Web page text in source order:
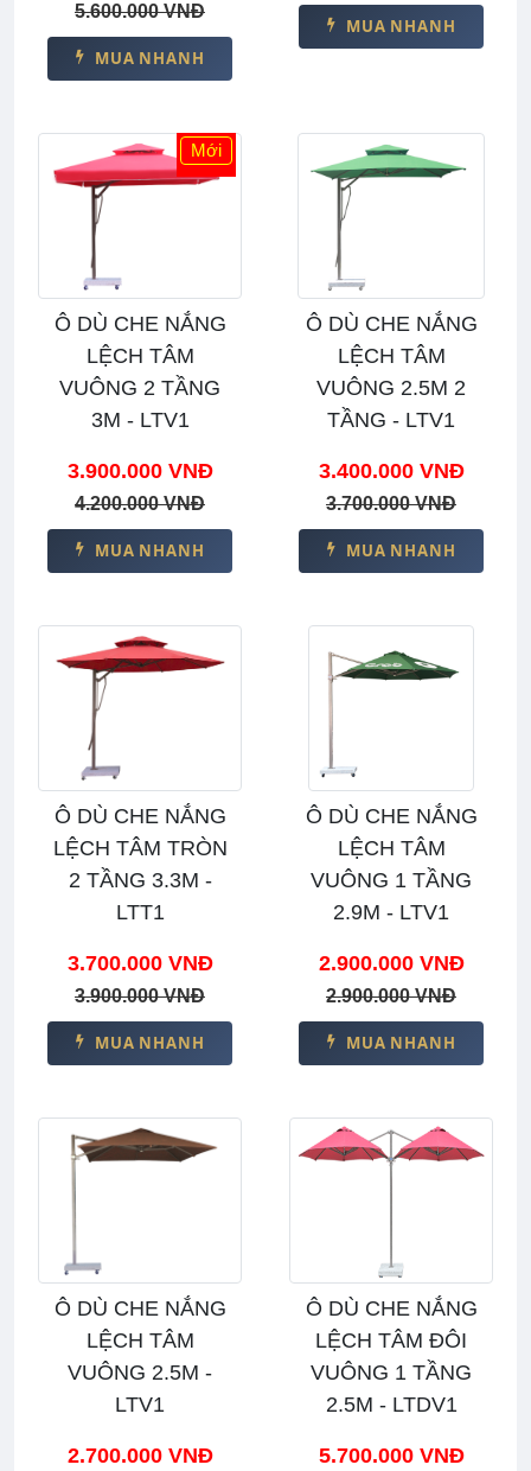
5.600.000 VNĐ
MUA NHANH
MUA NHANH
Mới
Ô DÙ CHE NẮNG
LỆCH TÂM
VUÔNG 2 TẦNG
3M - LTV1
3.900.000 VNĐ
4.200.000 VNĐ
MUA NHANH
Ô DÙ CHE NẮNG
LỆCH TÂM
VUÔNG 2.5M 2
TẦNG - LTV1
3.400.000 VNĐ
3.700.000 VNĐ
MUA NHANH
Ô DÙ CHE NẮNG
LỆCH TÂM TRÒN
2 TẦNG 3.3M -
LTT1
3.700.000 VNĐ
3.900.000 VNĐ
MUA NHANH
Ô DÙ CHE NẮNG
LỆCH TÂM
VUÔNG 1 TẦNG
2.9M - LTV1
2.900.000 VNĐ
2.900.000 VNĐ
MUA NHANH
Ô DÙ CHE NẮNG
LỆCH TÂM
VUÔNG 2.5M -
LTV1
2.700.000 VNĐ
Ô DÙ CHE NẮNG
LỆCH TÂM ĐÔI
VUÔNG 1 TẦNG
2.5M - LTDV1
5.700.000 VNĐ